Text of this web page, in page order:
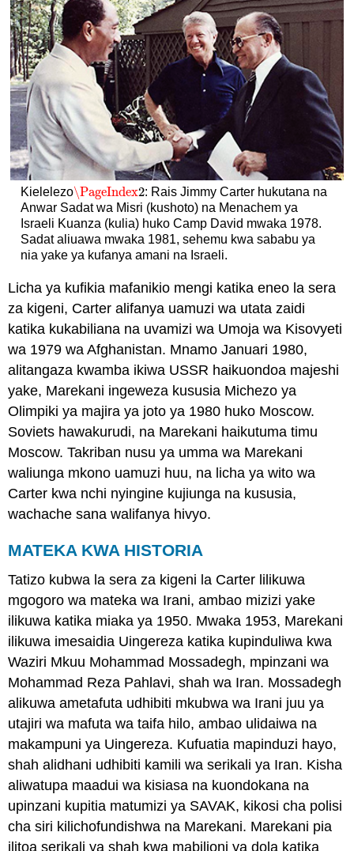
Kielelezo\PageIndex2
\PageIndex2: Rais Jimmy Carter hukutana na
Anwar Sadat wa Misri (kushoto) na Menachem ya
Israeli Kuanza (kulia) huko Camp David mwaka 1978.
Sadat aliuawa mwaka 1981, sehemu kwa sababu ya
nia yake ya kufanya amani na Israeli.
Licha ya kufikia mafanikio mengi katika eneo la sera
za kigeni, Carter alifanya uamuzi wa utata zaidi
katika kukabiliana na uvamizi wa Umoja wa Kisovyeti
wa 1979 wa Afghanistan. Mnamo Januari 1980,
alitangaza kwamba ikiwa USSR haikuondoa majeshi
yake, Marekani ingeweza kususia Michezo ya
Olimpiki ya majira ya joto ya 1980 huko Moscow.
Soviets hawakurudi, na Marekani haikutuma timu
Moscow. Takriban nusu ya umma wa Marekani
waliunga mkono uamuzi huu, na licha ya wito wa
Carter kwa nchi nyingine kujiunga na kususia,
wachache sana walifanya hivyo.
MATEKA KWA HISTORIA
Tatizo kubwa la sera za kigeni la Carter lilikuwa
mgogoro wa mateka wa Irani, ambao mizizi yake
ilikuwa katika miaka ya 1950. Mwaka 1953, Marekani
ilikuwa imesaidia Uingereza katika kupinduliwa kwa
Waziri Mkuu Mohammad Mossadegh, mpinzani wa
Mohammad Reza Pahlavi, shah wa Iran. Mossadegh
alikuwa ametafuta udhibiti mkubwa wa Irani juu ya
utajiri wa mafuta wa taifa hilo, ambao ulidaiwa na
makampuni ya Uingereza. Kufuatia mapinduzi hayo,
shah alidhani udhibiti kamili wa serikali ya Iran. Kisha
aliwatupa maadui wa kisiasa na kuondokana na
upinzani kupitia matumizi ya SAVAK, kikosi cha polisi
cha siri kilichofundishwa na Marekani. Marekani pia
ilitoa serikali ya shah kwa mabilioni ya dola katika